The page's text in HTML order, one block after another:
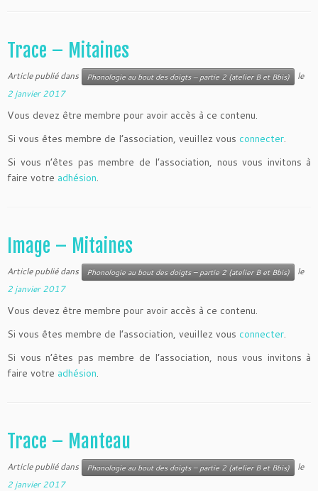
Trace – Mitaines
Article publié dans Phonologie au bout des doigts – partie 2 (atelier B et Bbis)
le
2 janvier 2017
Vous devez être membre pour avoir accès à ce contenu.
Si vous êtes membre de l’association, veuillez vous connecter.
Si vous n’êtes pas membre de l’association, nous vous invitons à
faire votre adhésion.
Image – Mitaines
Article publié dans Phonologie au bout des doigts – partie 2 (atelier B et Bbis)
le
2 janvier 2017
Vous devez être membre pour avoir accès à ce contenu.
Si vous êtes membre de l’association, veuillez vous connecter.
Si vous n’êtes pas membre de l’association, nous vous invitons à
faire votre adhésion.
Trace – Manteau
Article publié dans Phonologie au bout des doigts – partie 2 (atelier B et Bbis)
le
2 janvier 2017